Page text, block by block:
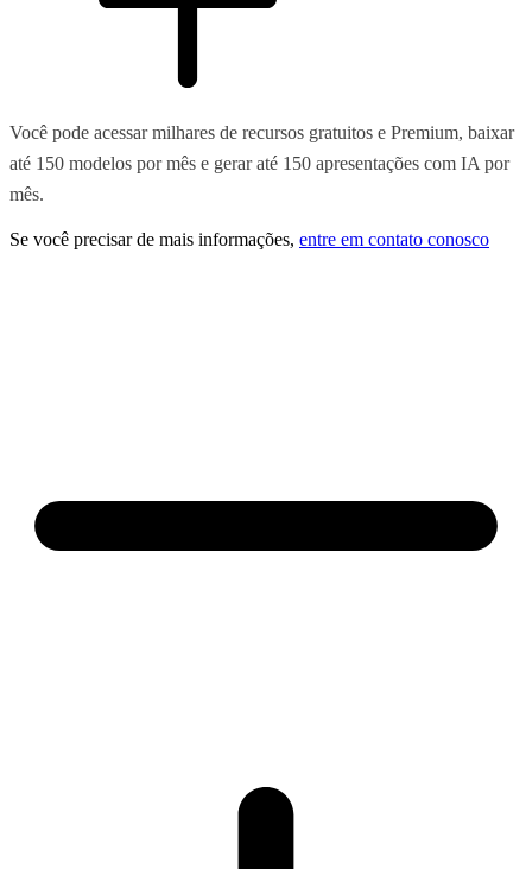
Você pode acessar milhares de recursos gratuitos e Premium, baixar
até 150 modelos por mês e gerar até 150 apresentações com IA por
mês.
Se você precisar de mais informações, entre em contato conosco